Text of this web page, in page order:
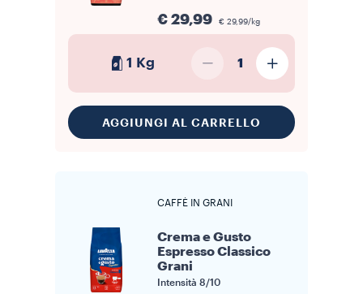
€ 29,99 € 29,99/kg
1 Kg 1
AGGIUNGI AL CARRELLO
CAFFÈ IN GRANI
Crema e Gusto
Espresso Classico
Grani
Intensità 8/10